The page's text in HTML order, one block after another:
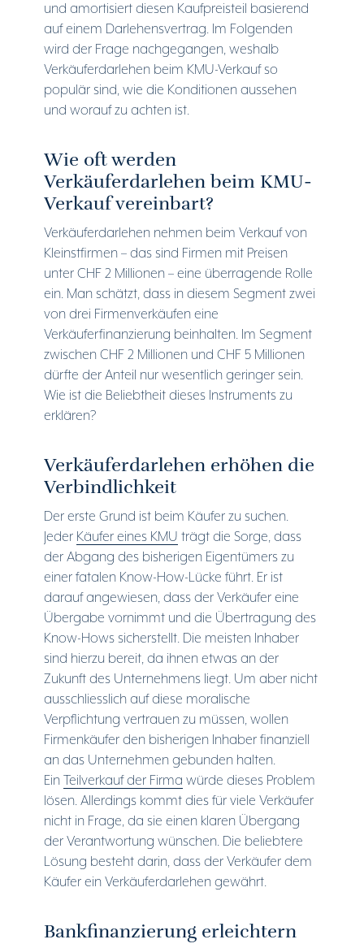
und amortisiert diesen Kaufpreisteil basierend
auf einem Darlehensvertrag. Im Folgenden
wird der Frage nachgegangen, weshalb
Verkäuferdarlehen beim KMU-Verkauf so
populär sind, wie die Konditionen aussehen
und worauf zu achten ist.
Wie oft werden
Verkäuferdarlehen beim KMU-
Verkauf vereinbart?
Verkäuferdarlehen nehmen beim Verkauf von
Kleinstfirmen – das sind Firmen mit Preisen
unter CHF 2 Millionen – eine überragende Rolle
ein. Man schätzt, dass in diesem Segment zwei
von drei Firmenverkäufen eine
Verkäuferfinanzierung beinhalten. Im Segment
zwischen CHF 2 Millionen und CHF 5 Millionen
dürfte der Anteil nur wesentlich geringer sein.
Wie ist die Beliebtheit dieses Instruments zu
erklären?
Verkäuferdarlehen erhöhen die
Verbindlichkeit
Der erste Grund ist beim Käufer zu suchen.
Jeder Käufer eines KMU trägt die Sorge, dass
der Abgang des bisherigen Eigentümers zu
einer fatalen Know-How-Lücke führt. Er ist
darauf angewiesen, dass der Verkäufer eine
Übergabe vornimmt und die Übertragung des
Know-Hows sicherstellt. Die meisten Inhaber
sind hierzu bereit, da ihnen etwas an der
Zukunft des Unternehmens liegt. Um aber nicht
ausschliesslich auf diese moralische
Verpflichtung vertrauen zu müssen, wollen
Firmenkäufer den bisherigen Inhaber finanziell
an das Unternehmen gebunden halten.
Ein Teilverkauf der Firma würde dieses Problem
lösen. Allerdings kommt dies für viele Verkäufer
nicht in Frage, da sie einen klaren Übergang
der Verantwortung wünschen. Die beliebtere
Lösung besteht darin, dass der Verkäufer dem
Käufer ein Verkäuferdarlehen gewährt.
Bankfinanzierung erleichtern